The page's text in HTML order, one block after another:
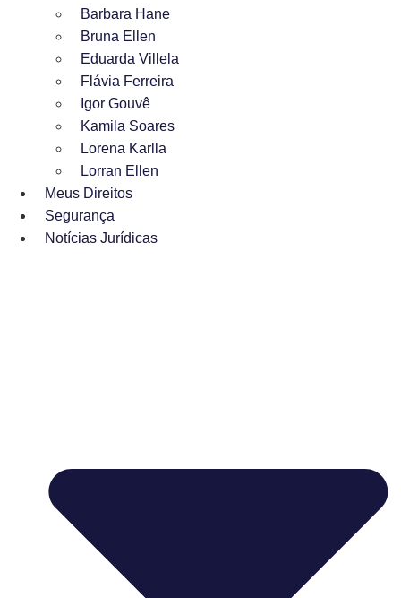
Barbara Hane
Bruna Ellen
Eduarda Villela
Flávia Ferreira
Igor Gouvê
Kamila Soares
Lorena Karlla
Lorran Ellen
Meus Direitos
Segurança
Notícias Jurídicas